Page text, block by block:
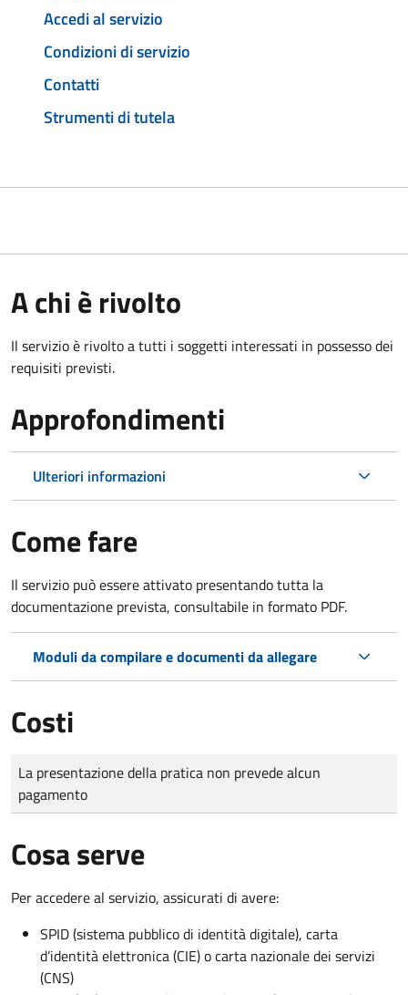
Accedi al servizio
Condizioni di servizio
Contatti
Strumenti di tutela
A chi è rivolto
Il servizio è rivolto a tutti i soggetti interessati in possesso dei
requisiti previsti.
Approfondimenti
Ulteriori informazioni
Come fare
Il servizio può essere attivato presentando tutta la
documentazione prevista, consultabile in formato PDF.
Moduli da compilare e documenti da allegare
Costi
Tipo di pagamento
Importo
La presentazione della pratica non prevede alcun
pagamento
Cosa serve
Per accedere al servizio, assicurati di avere:
SPID (sistema pubblico di identità digitale), carta
d’identità elettronica (CIE) o carta nazionale dei servizi
(CNS)